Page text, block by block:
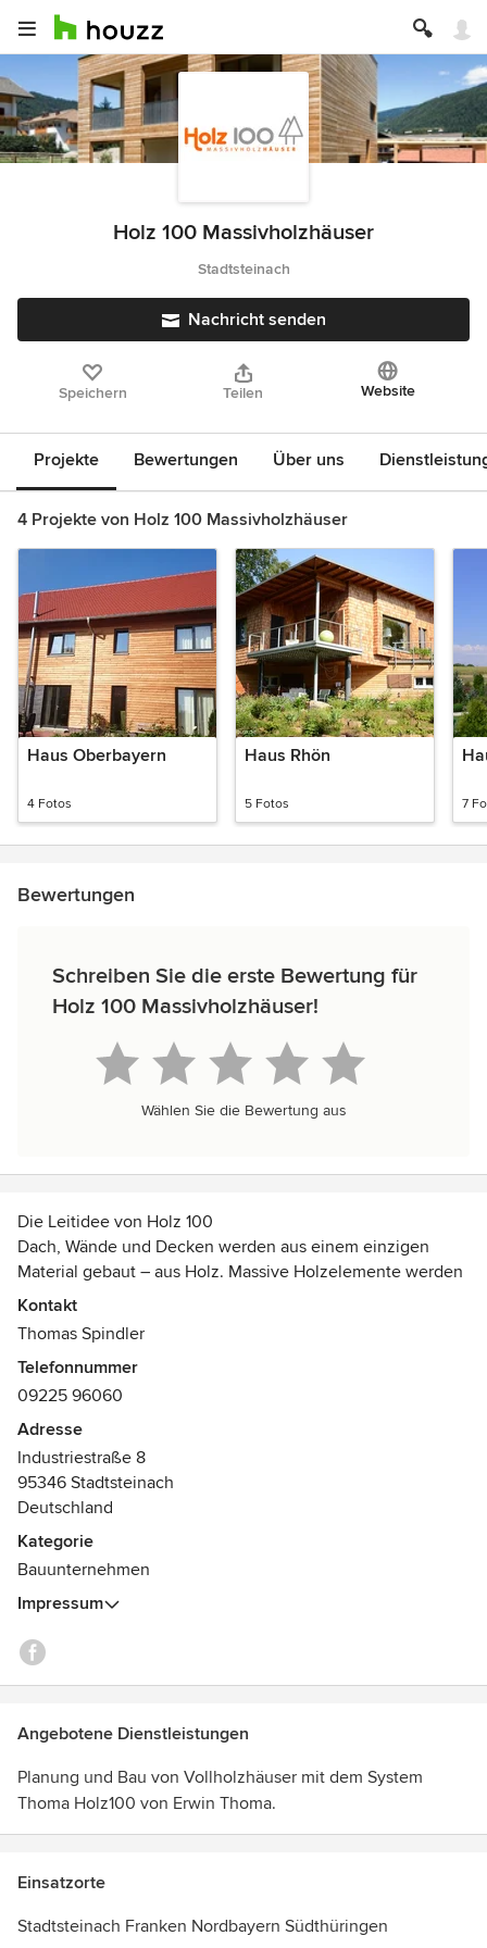
Holz 100 Massivholzhäuser
Stadtsteinach
Nachricht senden
Speichern Teilen Website
Projekte Bewertungen Über uns
4 Projekte von Holz 100 Massivholzhäuser
Haus Oberbayern
4 Fotos
Haus Rhön
5 Fotos 7
Bewertungen
Schreiben Sie die erste Bewertung für
Holz 100 Massivholzhäuser!
Wählen Sie die Bewertung aus
Die Leitidee von Holz 100
Dach, Wände und Decken werden aus einem einzigen
Material gebaut – aus Holz. Massive Holzelemente werden
metallfrei und leimfrei durch Holz-Dübel verbunden. Diese
Erfindung verbessert Wärmedämmung, Hitzeschutz,
Brandsicherheit und Strahlenschutz bis hin zu neuen
Weltrekorden. Gleichzeitig umhüllt ein System
ThomaHolz100-Massivholzbau seine Bewohner mit reinem
Holz aus nachwachsenden Wäldern.
Kontakt
Thomas Spindler
Telefonnummer
09225 96060
Adresse
Industriestraße 8
95346 Stadtsteinach
Deutschland
Kategorie
Bauunternehmen
Impressum
Angebotene Dienstleistungen
Planung und Bau von Vollholzhäuser mit dem System
Thoma Holz100 von Erwin Thoma.
Einsatzorte
Stadtsteinach Franken Nordbayern Südthüringen